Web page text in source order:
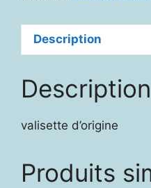
Description
Description
valisette d’origine
Produits